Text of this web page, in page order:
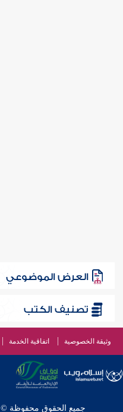
العرض الموضوعي
تصنيف الكتب
وثيقة الخصوصية اتفاقية الخدمة
جميع الحقوق محفوظة © 2026 - 1998 لشبكة إسلام ويب